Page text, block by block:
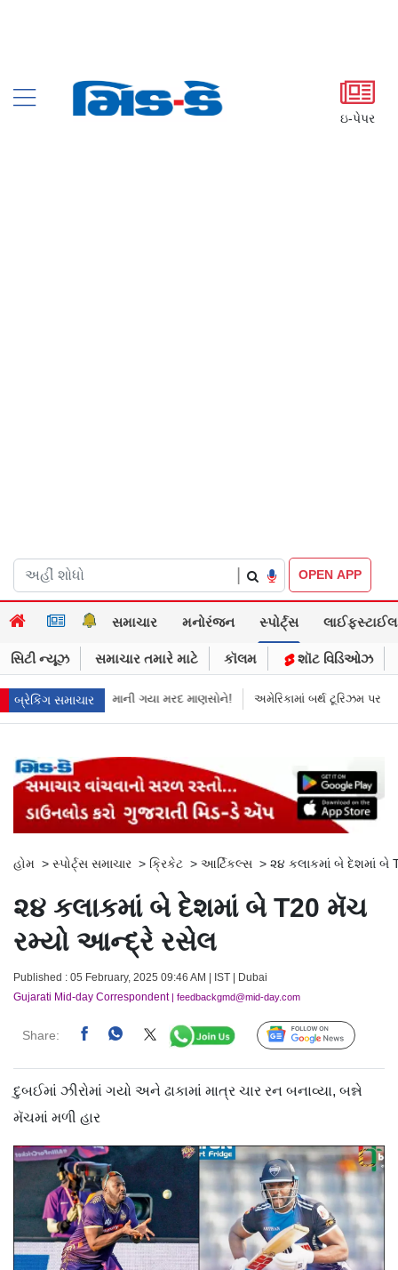
ઇ-પેપર
OPEN APP
સમાચાર મનોરંજન સ્પોર્ટ્સ લાઈફસ્ટાઈલ
સિટી ન્યૂઝ સમાચાર તમારે માટે કૉલમ શૉટ વિડિઓઝ
બ્રેકિંગ સમાચાર
માની ગયા મરદ માણસોને! અમેરિકામાં બર્થ ટૂરિઝમ પર પ્રતિબંધ મૂક્યો ડોનલ્ડ
હોમ > સ્પોર્ટ્સ સમાચાર > ક્રિકેટ > આર્ટિકલ્સ > ૨૪ કલાકમાં બે દેશમાં બે
૨૪ કલાકમાં બે દેશમાં બે T20 મૅચ
રમ્યો આન્દ્રે રસેલ
Published : 05 February, 2025 09:46 AM | IST | Dubai
Gujarati Mid-day Correspondent| feedbackgmd@mid-day.com
Share: Follow Us
દુબઈમાં ઝીરોમાં ગયો અને ઢાકામાં માત્ર ચાર રન બનાવ્યા, બન્ને
મૅચમાં મળી હાર